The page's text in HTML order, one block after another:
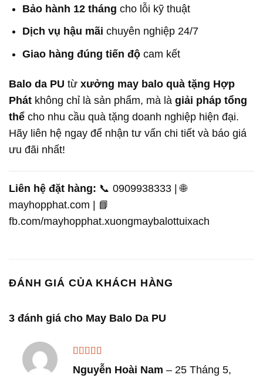
Bảo hành 12 tháng cho lỗi kỹ thuật
Dịch vụ hậu mãi chuyên nghiệp 24/7
Giao hàng đúng tiến độcam kết
Balo da PU từ xưởng may balo quà tặng Hợp
Phát không chỉ là sản phẩm, mà là giải pháp tổng
thể cho nhu cầu quà tặng doanh nghiệp hiện đại.
Hãy liên hệ ngay để nhận tư vấn chi tiết và báo giá
ưu đãi nhất!
Liên hệ đặt hàng: 📞 0909938333 | 🌐
mayhopphat.com | 📘
fb.com/mayhopphat.xuongmaybalottuixach
ĐÁNH GIÁ CỦA KHÁCH HÀNG
3 đánh giá cho May Balo Da PU
Được xếp
hạng55 sao
Nguyễn Hoài Nam– 25 Tháng 5,